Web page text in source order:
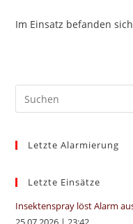
Im Einsatz befanden
Letzte Alarmierung
Letzte Einsätze
Insektenspray löst Alarm